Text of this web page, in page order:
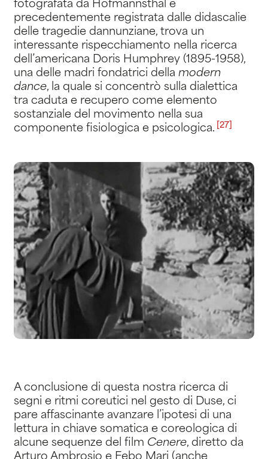
fotografata da Hofmannsthal e
precedentemente registrata dalle didascalie
delle tragedie dannunziane, trova un
interessante rispecchiamento nella ricerca
dell’americana Doris Humphrey (1895-1958),
una delle madri fondatrici della modern
dance, la quale si concentrò sulla dialettica
tra caduta e recupero come elemento
sostanziale del movimento nella sua
componente fisiologica e psicologica. [27]
A conclusione di questa nostra ricerca di
segni e ritmi coreutici nel gesto di Duse, ci
pare affascinante avanzare l’ipotesi di una
lettura in chiave somatica e coreologica di
alcune sequenze del film Cenere, diretto da